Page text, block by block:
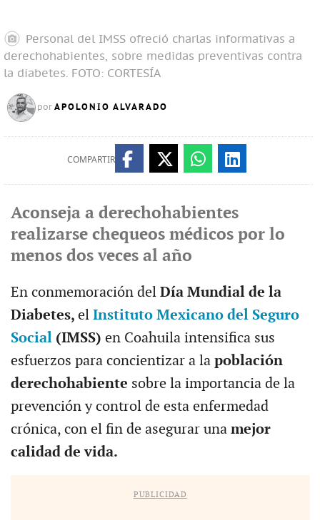
Personal del IMSS ofreció charlas informativas a
derechohabientes, sobre medidas preventivas contra
la diabetes. FOTO: CORTESÍA
por APOLONIO ALVARADO
COMPARTIR
Aconseja a derechohabientes
realizarse chequeos médicos por lo
menos dos veces al año
En conmemoración del Día Mundial de la
Diabetes, el Instituto Mexicano del Seguro
Social(IMSS) en Coahuila intensifica sus
esfuerzos para concientizar a lapoblación
derechohabiente sobre la importancia de la
prevención y control de esta enfermedad
crónica, con el fin de asegurar unamejor
calidad de vida.
PUBLICIDAD